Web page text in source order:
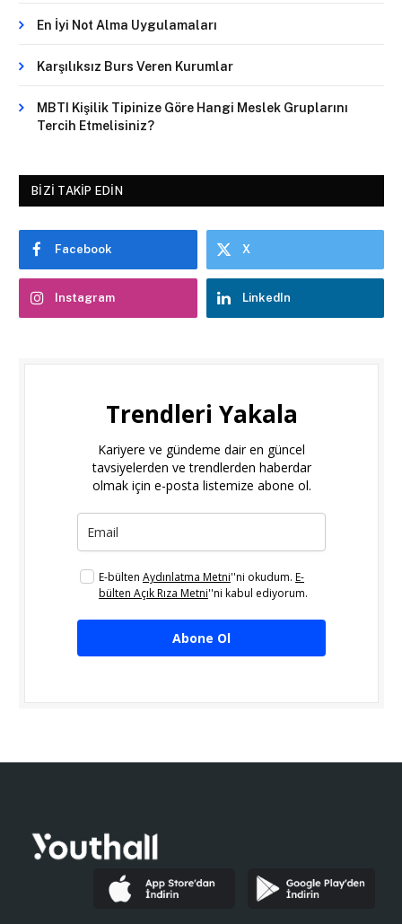
En İyi Not Alma Uygulamaları
Karşılıksız Burs Veren Kurumlar
MBTI Kişilik Tipinize Göre Hangi Meslek Gruplarını
Tercih Etmelisiniz?
BIZI TAKIP EDIN
Facebook X
Instagram LinkedIn
Trendleri Yakala
Kariyere ve gündeme dair en güncel
tavsiyelerden ve trendlerden haberdar
olmak için e-posta listemize abone ol.
E-bülten Aydınlatma Metni''ni okudum. E-
bülten Açık Rıza Metni''ni kabul ediyorum.
Abone Ol